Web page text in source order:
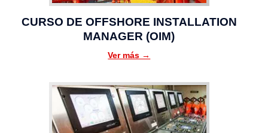
CURSO DE OFFSHORE INSTALLATION
MANAGER (OIM)
Ver más →